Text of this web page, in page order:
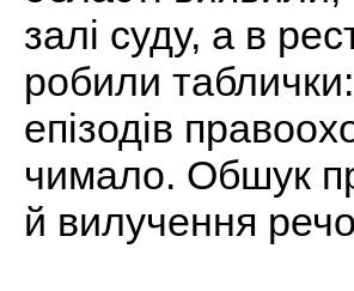
залі суду, а в
робили
епізодів
чимало. Обшук
й вилучення